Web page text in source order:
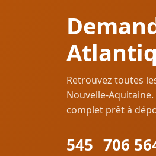
Retrouvez toutes
Nouvelle-
complet prêt à
545 706